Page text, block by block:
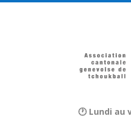
🕐 Lundi au